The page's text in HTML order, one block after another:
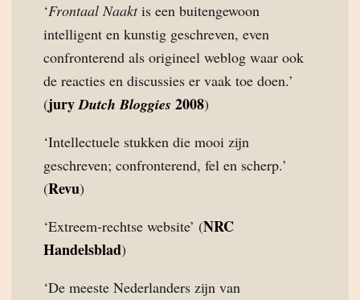
‘Frontaal Naaktis een buitengewoon
intelligent en kunstig geschreven, even
confronterend als origineel weblog waar ook
de reacties en discussies er vaak toe doen.’
(juryDutch Bloggies 2008)
‘Intellectuele stukken die mooi zijn
geschreven; confronterend, fel en scherp.’
(Revu)
‘Extreem-rechtse website’ (NRC
Handelsblad)
‘De meeste Nederlanders zijn van